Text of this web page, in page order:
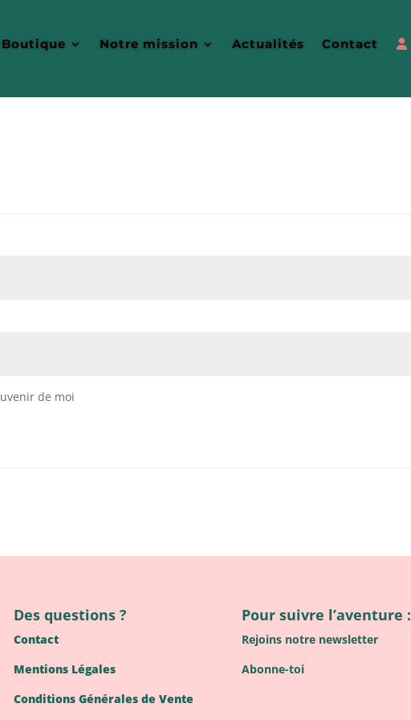
Boutique Notre mission Actualités Contact
de moi
Des questions ?
Contact
Mentions Légales
Conditions Générales de Vente
Pour suivre l’aventure :
Rejoins notre newsletter
Abonne-toi